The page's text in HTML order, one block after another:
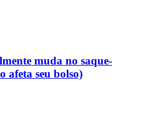
muda no saque-
afeta seu bolso)